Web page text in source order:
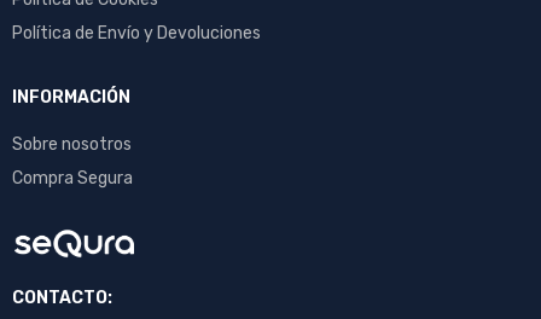
Política de Envío y Devoluciones
INFORMACIÓN
Sobre nosotros
Compra Segura
CONTACTO: